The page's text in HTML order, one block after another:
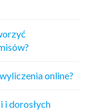
online?
i dorosłych